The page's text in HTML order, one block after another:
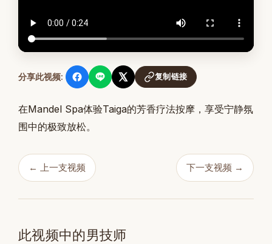
分享此视频: 复制链接
在Mandel Spa体验Taiga的芳香疗法按摩，享受宁静氛
围中的极致放松。
← 上一支视频 下一支视频 →
此视频中的男技师